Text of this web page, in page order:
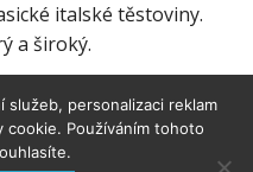
italské těstoviny.
a široký.
personalizaci reklam
cookie. Používáním tohoto